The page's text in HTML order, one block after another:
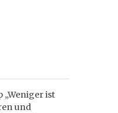
„Weniger ist
und